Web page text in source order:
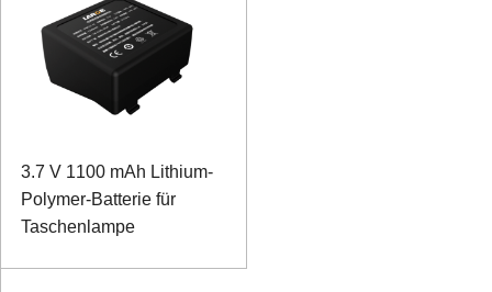
3.7 V 1100 mAh Lithium-
Polymer-Batterie für
Taschenlampe